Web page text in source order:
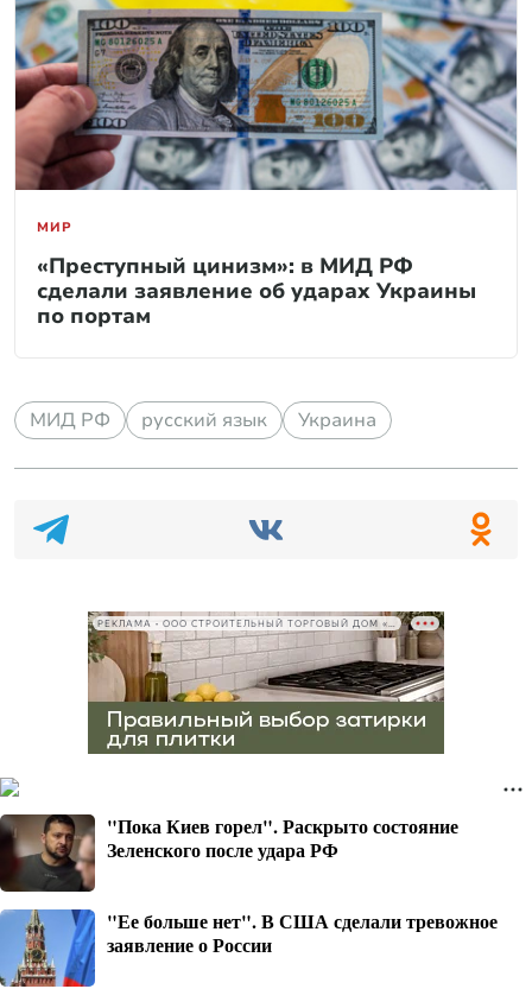
МИР
«Преступный цинизм»: в МИД РФ
сделали заявление об ударах Украины
по портам
МИД РФ русский язык Украина
"Пока Киев горел". Раскрыто состояние
Зеленского после удара РФ
"Ее больше нет". В США сделали тревожное
заявление о России